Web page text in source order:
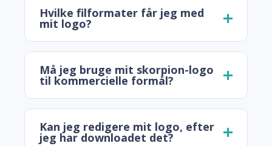
Hvilke filformater får jeg med
mit logo?
Må jeg bruge mit skorpion-logo
til kommercielle formål?
Kan jeg redigere mit logo, efter
jeg har downloadet det?